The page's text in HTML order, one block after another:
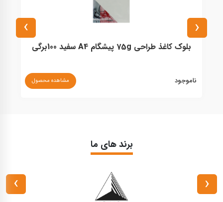
بلوک کاغذ طراحی 75g پیشگام A4 سفید 100برگی
ناموجود مشاهده محصول
‹
›
برند های ما
‹
›